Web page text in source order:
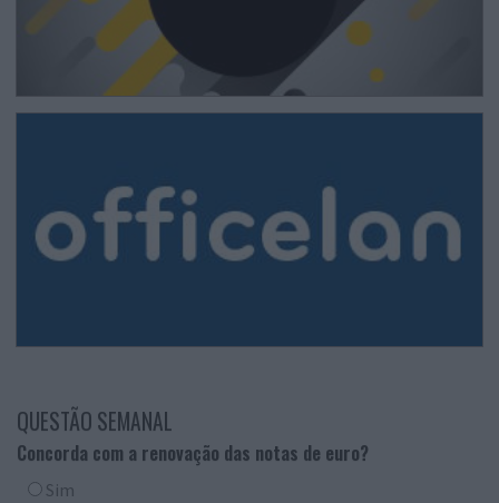
QUESTÃO SEMANAL
Concorda com a renovação das notas de euro?
Sim